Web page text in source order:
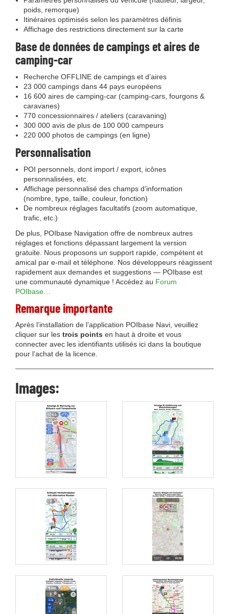
poids, remorque)
Itinéraires optimisés selon les paramètres définis
Affichage des restrictions directement sur la carte
Base de données de campings et aires de
camping-car
Recherche OFFLINE de campings et d’aires
23 000 campings dans 44 pays européens
16 600 aires de camping-car (camping-cars, fourgons &
caravanes)
770 concessionnaires / ateliers (caravaning)
300 000 avis de plus de 100 000 campeurs
220 000 photos de campings (en ligne)
Personnalisation
POI personnels, dont import / export, icônes
personnalisées, etc.
Affichage personnalisé des champs d’information
(nombre, type, taille, couleur, fonction)
De nombreux réglages facultatifs (zoom automatique,
trafic, etc.)
De plus, POIbase Navigation offre de nombreux autres
réglages et fonctions dépassant largement la version
gratuite. Nous proposons un support rapide, compétent et
amical par e-mail et téléphone. Nos développeurs réagissent
rapidement aux demandes et suggestions — POIbase est
une communauté dynamique ! Accédez au Forum
POIbase…
Remarque importante
Après l’installation de l’application POIbase Navi, veuillez
cliquer sur les trois points en haut à droite et vous
connecter avec les identifiants utilisés ici dans la boutique
pour l’achat de la licence.
Images: